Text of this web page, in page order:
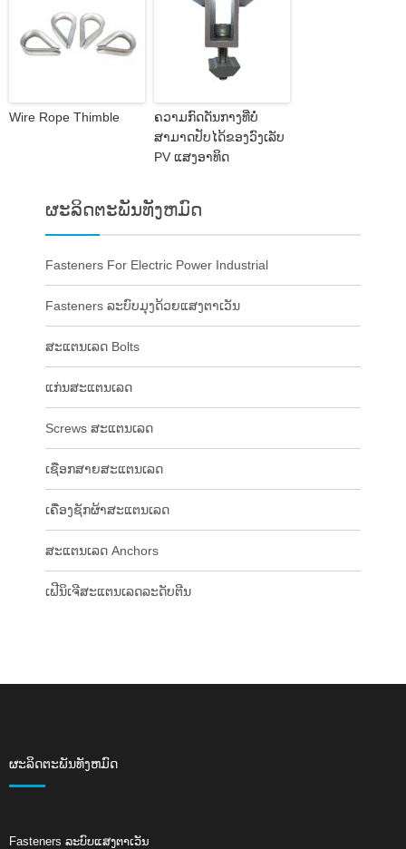
Wire Rope Thimble
ຄວາມກົດດັນກາງທີ່ບໍ່
ສາມາດປັບໄດ້ຂອງວົງເລັບ
PV ແສງອາທິດ
ຜະລິດຕະພັນທັງຫມົດ
Fasteners For Electric Power Industrial
Fasteners ລະບົບມຸງດ້ວຍແສງຕາເວັນ
ສະແຕນເລດ Bolts
ແກ່ນສະແຕນເລດ
Screws ສະແຕນເລດ
ເຊືອກສາຍສະແຕນເລດ
ເຄື່ອງຊັກຜ້າສະແຕນເລດ
ສະແຕນເລດ Anchors
ເຟີນິເຈີສະແຕນເລດລະດັບຕີນ
ຜະລິດຕະພັນທັງຫມົດ
Fasteners ລະບົບແສງຕາເວັນ